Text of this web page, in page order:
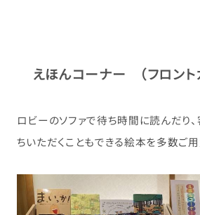
えほんコーナー （フロント
ロビーのソファで待ち時間に読んだり
ちいただくこともできる絵本を多数ご用